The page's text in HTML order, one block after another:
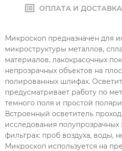
ОПЛАТА И ДОСТАВКА
Микроскоп предназначен для
микроструктуры металлов,
материалов, лакокрасочных
непрозрачных объектов на
полированных шлифах.
предусматривает работу по
темного поля и простой
Встроенный осветитель
исследования полупрозрачных
фильтрах: проб воздуха, воды,
Микроскоп используется на